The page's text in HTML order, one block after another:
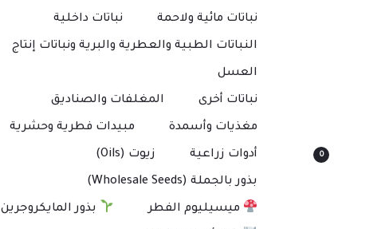
0
نباتات مائية ولاحمة نباتات داخلية
النباتات الطبية والعطرية والبرية ونباتات إنتاج
العسل
نباتات أخرى المغلفات والصناديق
مغذيات وأسمدة مبيدات فطرية وحشرية
أدوات زراعية زيوت (Oils)
بذور بالجملة (Wholesale Seeds)
ميسيليوم الفطر بذور المايكروجرين